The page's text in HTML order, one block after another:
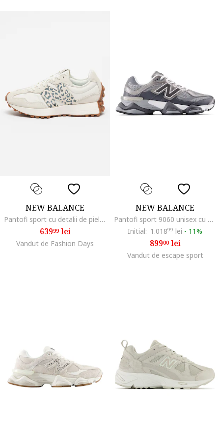
NEW BALANCE
Pantofi sport cu detalii de piele intoarsa 327, Gri deschis
63999lei
Vandut de Fashion Days
NEW BALANCE
Pantofi sport 9060 unisex cu garnituri din plasa, Gri/Argintiu
Initial: 1.01899 lei - 11%
89900lei
Vandut de escape sport